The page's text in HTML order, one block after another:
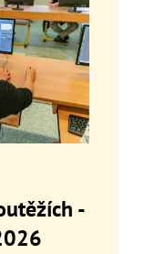
-